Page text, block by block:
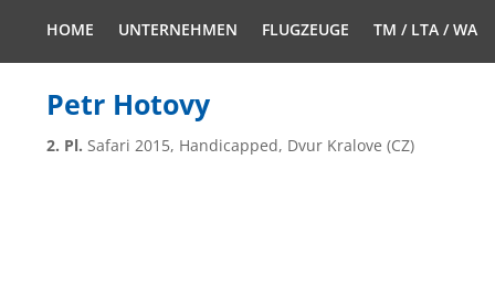
HOME UNTERNEHMEN FLUGZEUGE TM / LTA / WA
Petr Hotovy
2. Pl. Safari 2015, Handicapped, Dvur Kralove (CZ)